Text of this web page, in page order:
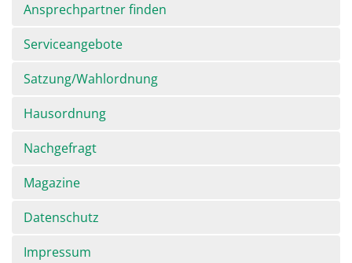
Ansprechpartner finden
Serviceangebote
Satzung/Wahlordnung
Hausordnung
Nachgefragt
Magazine
Datenschutz
Impressum